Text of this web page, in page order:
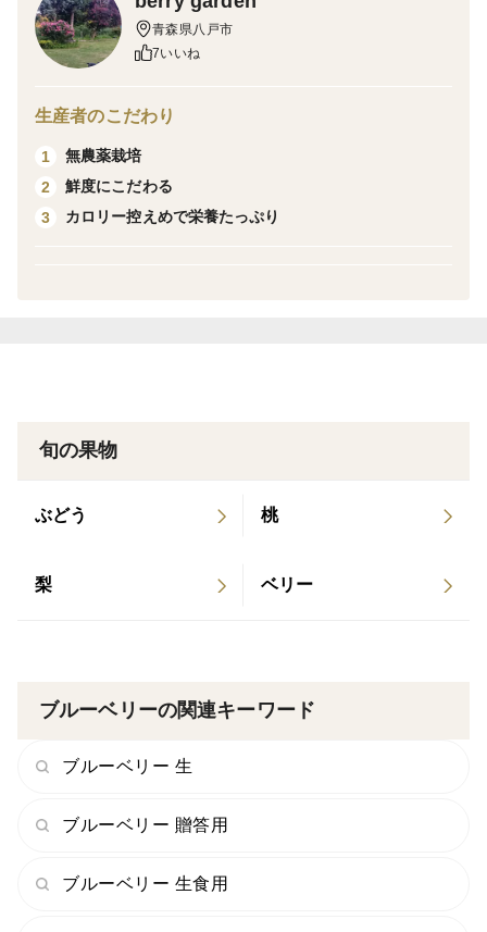
※産地の特徴
綺麗な空気と星が綺麗な山
※品種の特徴
寒さに強いノーザンハイブッシュ系
※ギフト対応しております。
青森県八戸市
7いいね
生産者のこだわり
1
無農薬栽培
2
鮮度にこだわる
3
カロリー控えめで栄養たっぷり
旬の果物
ぶどう 桃
梨 ベリー
ブルーベリーの関連キーワード
ブルーベリー 生
ブルーベリー 贈答用
ブルーベリー 生食用